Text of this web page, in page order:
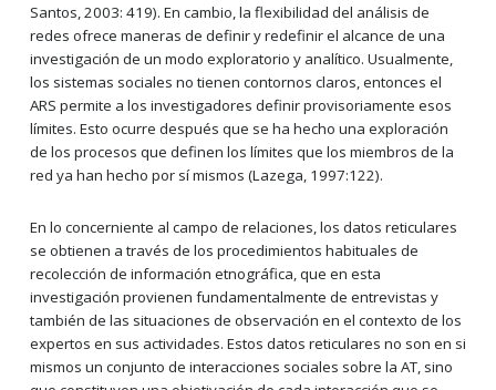
Santos, 2003: 419). En cambio, la flexibilidad del análisis de
redes ofrece maneras de definir y redefinir el alcance de una
investigación de un modo exploratorio y analítico. Usualmente,
los sistemas sociales no tienen contornos claros, entonces el
ARS permite a los investigadores definir provisoriamente esos
límites. Esto ocurre después que se ha hecho una exploración
de los procesos que definen los límites que los miembros de la
red ya han hecho por sí mismos (Lazega, 1997:122).
En lo concerniente al campo de relaciones, los datos reticulares
se obtienen a través de los procedimientos habituales de
recolección de información etnográfica, que en esta
investigación provienen fundamentalmente de entrevistas y
también de las situaciones de observación en el contexto de los
expertos en sus actividades. Estos datos reticulares no son en si
mismos un conjunto de interacciones sociales sobre la AT, sino